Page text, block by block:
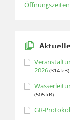
Öffnungszeiten
2026 (314 kB)
(505 kB)
GR-